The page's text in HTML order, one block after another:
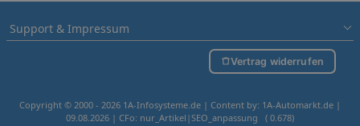
Support & Impressum
Vertrag widerrufen
Copyright © 2000 - 2026 1A-Infosysteme.de | Content by: 1A-Automarkt.de |
09.08.2026 | CFo: nur_Artikel|SEO_anpassung ( 0.678)